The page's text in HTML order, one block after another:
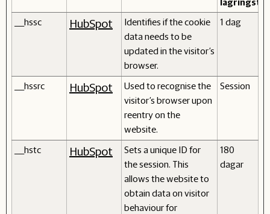
__hssc
HubSpot
Identifies if the cookie
data needs to be
updated in the visitor's
browser.
1 dag
__hssrc HubSpot
Used to recognise the
visitor's browser upon
reentry on the
website.
Session
__hstc HubSpot
Sets a unique ID for
the session. This
allows the website to
obtain data on visitor
behaviour for
180
dagar